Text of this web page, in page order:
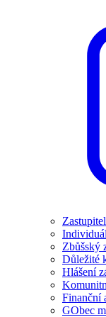
Zbůšský
Důležité
Hlášení
Finanční
GObec